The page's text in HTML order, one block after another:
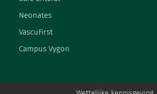
Neonates
VascuFirst
Campus Vygon